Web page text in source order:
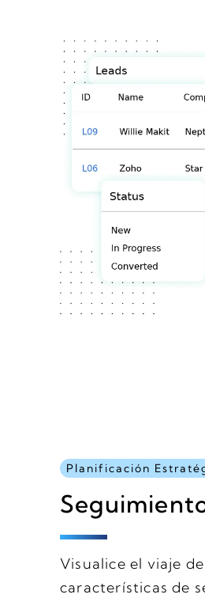
Planificación
Visualice el viaje
características de